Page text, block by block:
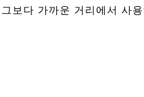
다 가까운 거리에서 사용